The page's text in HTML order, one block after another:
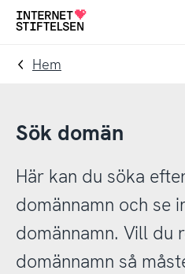
Till
navigering
Till
innehåll
Till
Hem
Sök domän
Här kan du söka
domännamn och se
domännamn. Vill du
domännamn så